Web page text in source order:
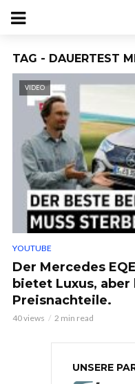
TAG - DAUERTEST
VIDEO
YOUTUBE
Der Mercedes
bietet Luxus, aber
Preisnachteile.
40 views 2 min read
UNSERE